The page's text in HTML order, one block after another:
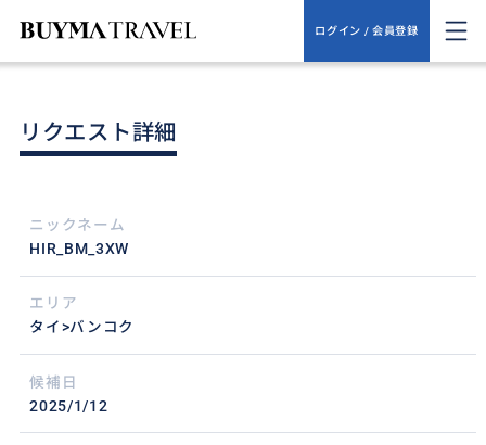
ログイン / 会員登録
リクエスト詳細
ニックネーム
HIR_BM_3XW
エリア
タイ>バンコク
候補日
2025/1/12